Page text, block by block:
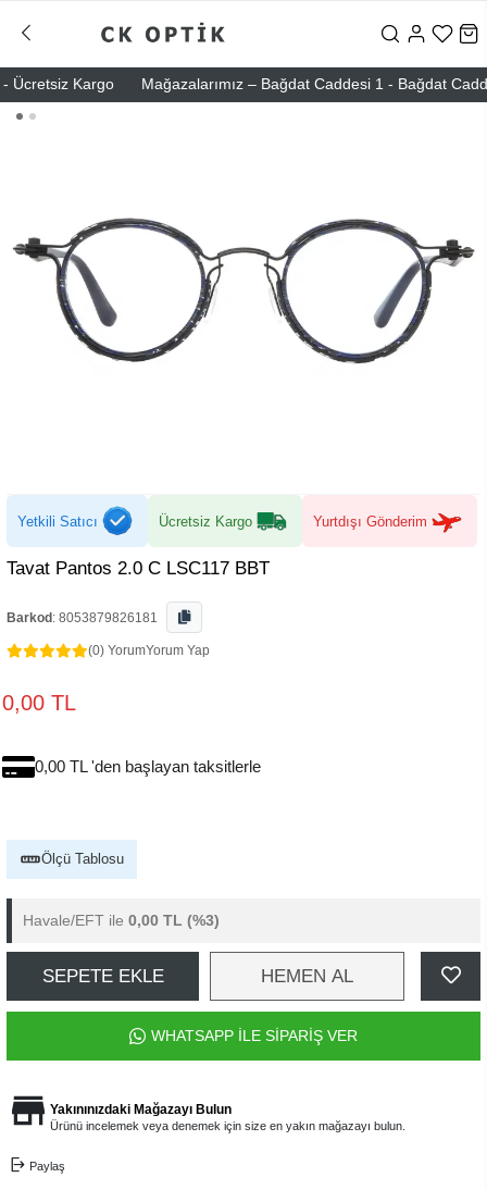
Kargo Mağazalarımız – Bağdat Caddesi 1 - Bağdat
Yetkili Satıcı Ücretsiz Kargo Yurtdışı Gönderim
Tavat Pantos 2.0 C LSC117 BBT
Barkod : 8053879826181
(0) YorumYorum Yap
0,00 TL
0,00 TL 'den başlayan taksitlerle
Ölçü Tablosu
Havale/EFT ile 0,00 TL (%3)
SEPETE EKLE HEMEN AL
WHATSAPP İLE SİPARİŞ VER
Yakınınızdaki Mağazayı Bulun
Ürünü incelemek veya denemek için size en yakın mağazayı bulun.
Paylaş